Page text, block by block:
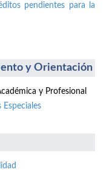
pendientes para la
y Orientación
y Profesional
Especiales